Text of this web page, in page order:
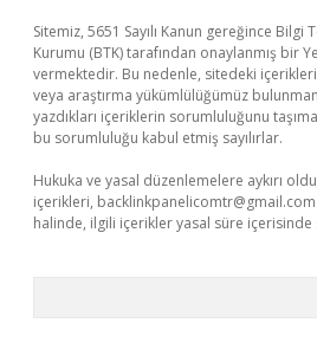
Sitemiz, 5651 Sayılı Kanun gereğince
Kurumu (BTK) tarafından onaylanmış bir
vermektedir. Bu nedenle, sitedeki
veya araştırma yükümlülüğümüz
yazdıkları içeriklerin sorumluluğunu
bu sorumluluğu kabul etmiş sayılırlar.
Hukuka ve yasal düzenlemelere aykırı
içerikleri, backlinkpanelicomtr@gmail.com
halinde, ilgili içerikler yasal süre içerisinde